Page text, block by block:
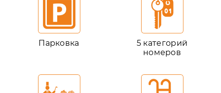
Парковка
5 категорий
номеров